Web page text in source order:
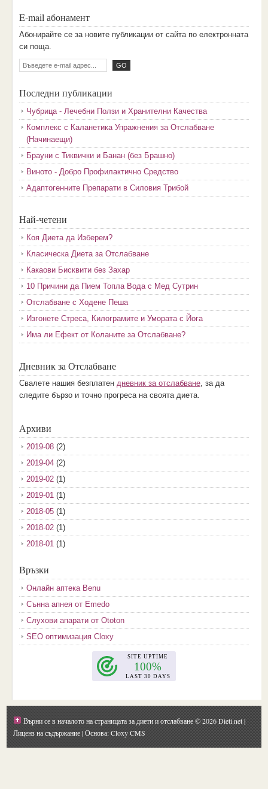
E-mail абонамент
Aбoниpaйтe ce зa нoвитe пyбликaции oт caйтa пo eлeктpoннaтa
cи пoщa.
Последни публикации
Чубрица - Лечебни Ползи и Хранителни Качества
Комплекс с Каланетика Упражнения за Отслабване
(Начинаещи)
Брауни с Тиквички и Банан (без Брашно)
Виното - Добро Профилактично Средство
Адаптогенните Препарати в Силовия Трибой
Най-четени
Коя Диета да Изберем?
Класическа Диета за Отслабване
Какаови Бисквити без Захар
10 Причини да Пием Топла Вода с Мед Сутрин
Отслабване с Ходене Пеша
Изгонете Стреса, Килограмите и Умората с Йога
Има ли Ефект от Коланите за Отслабване?
Дневник за Отслабване
Свалете нашия безплатен дневник за отслабване, за да
следите бързо и точно прогреса на своята диета.
Архиви
2019-08(2)
2019-04(2)
2019-02(1)
2019-01(1)
2018-05(1)
2018-02(1)
2018-01(1)
2017-11
2017-10(3)
2017-08(3)
2017-07(1)
2017-06(2)
2017-02(2)
2017-01(1)
2016-09(1)
Връзки
Онлайн аптека Benu
Сънна апнея от Emedo
Слухови апарати от Ototon
SEO оптимизация Cloxy
Върни се в началото на страницата за диети и отслабване© 2026 Dieti.net |
Лиценз на съдържание| Основа: Cloxy CMS